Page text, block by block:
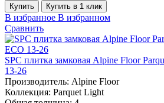
Купить Купить в 1 клик
В избранное В избранном
Сравнить
SPC плитка замковая Alpine Floor
13-26
Производитель: Alpine Floor
Коллекция: Parquet Light